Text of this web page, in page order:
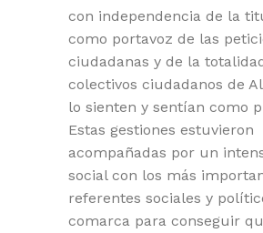
con independencia de la
como portavoz de las
ciudadanas y de la
colectivos ciudadanos de
lo sienten y sentían como
Estas gestiones estuvieron
acompañadas por un
social con los más
referentes sociales y
comarca para conseguir